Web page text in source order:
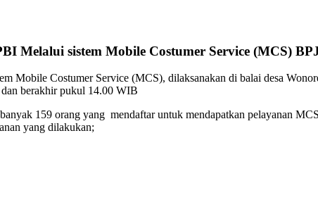
Melalui sistem Mobile Costumer Service (MCS)
Mobile Costumer Service (MCS), dilaksanakan di balai desa
berakhir pukul 14.00 WIB
159 orang yang mendaftar untuk mendapatkan pelayanan
yang dilakukan;